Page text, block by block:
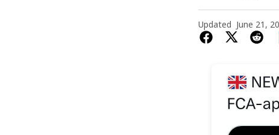
Updated June 21,